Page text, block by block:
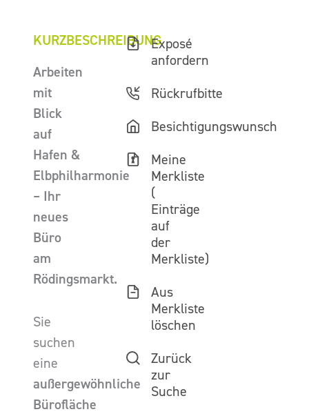
KURZBESCHREIBUNG
Arbeiten
mit
Blick
auf
Hafen &
Elbphilharmonie
– Ihr
neues
Büro
am
Rödingsmarkt.
Sie
suchen
eine
außergewöhnliche
Bürofläche
Exposé
anfordern
Rückrufbitte
Besichtigungswunsch
Meine
Merkliste
(
Einträge
auf
der
Merkliste)
Aus
Merkliste
löschen
Zurück
zur
Suche